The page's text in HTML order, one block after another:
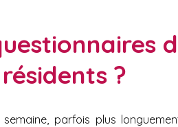
?
parfois plus